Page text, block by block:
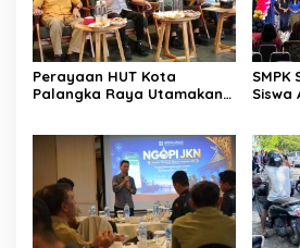
Perayaan HUT Kota
Palangka Raya Utamakan
Siswa